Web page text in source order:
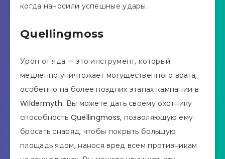
когда наносили успешные удары.
Quellingmoss
Урон от яда — это инструмент, который
медленно уничтожает могущественного врага,
особенно на более поздних этапах кампании в
Wildermyth. Вы можете дать своему охотнику
способность Quellingmoss, позволяющую ему
бросать снаряд, чтобы покрыть большую
площадь ядом, нанося вред всем противникам